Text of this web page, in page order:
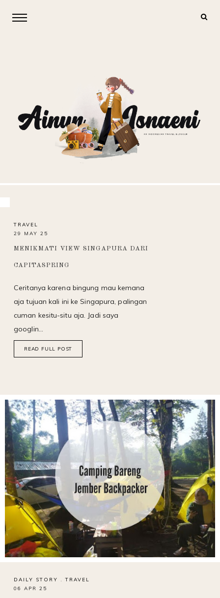
TRAVEL
29 MAY 25
MENIKMATI VIEW SINGAPURA DARI
CAPITASPRING
Ceritanya karena bingung mau kemana
aja tujuan kali ini ke Singapura, palingan
cuman kesitu-situ aja. Jadi saya
googlin…
READ FULL POST
DAILY STORY .TRAVEL
06 APR 25